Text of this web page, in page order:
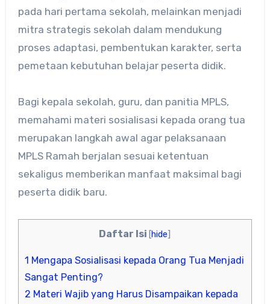
pada hari pertama sekolah, melainkan menjadi
mitra strategis sekolah dalam mendukung
proses adaptasi, pembentukan karakter, serta
pemetaan kebutuhan belajar peserta didik.
Bagi kepala sekolah, guru, dan panitia MPLS,
memahami materi sosialisasi kepada orang tua
merupakan langkah awal agar pelaksanaan
MPLS Ramah berjalan sesuai ketentuan
sekaligus memberikan manfaat maksimal bagi
peserta didik baru.
Daftar Isi [hide]
1 Mengapa Sosialisasi kepada Orang Tua Menjadi
Sangat Penting?
2 Materi Wajib yang Harus Disampaikan kepada